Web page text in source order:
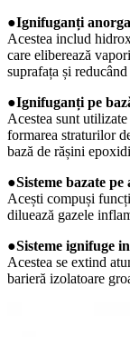
●Ignifuganți
Acestea includ
care eliberează
suprafața și reducând
●Ignifuganți pe
Acestea sunt
formarea straturilor
bază de rășini
●Sisteme bazate pe
Acești compuși
diluează gazele
●Sisteme ignifuge
Acestea se extind
barieră izolatoare